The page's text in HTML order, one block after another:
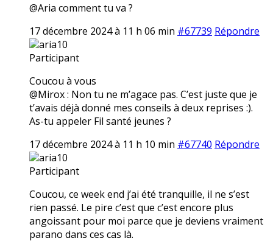
@Aria comment tu va ?
17 décembre 2024 à 11 h 06 min #67739 Répondre
aria10
Participant
Coucou à vous
@Mirox : Non tu ne m’agace pas. C’est juste que je
t’avais déjà donné mes conseils à deux reprises :).
As-tu appeler Fil santé jeunes ?
17 décembre 2024 à 11 h 10 min #67740 Répondre
aria10
Participant
Coucou, ce week end j’ai été tranquille, il ne s’est
rien passé. Le pire c’est que c’est encore plus
angoissant pour moi parce que je deviens vraiment
parano dans ces cas là.